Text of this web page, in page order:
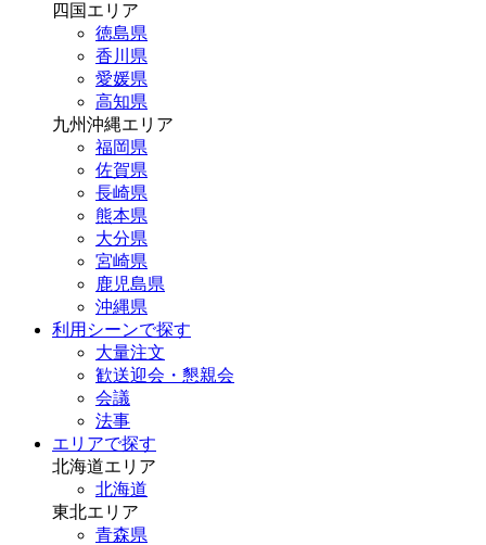
四国エリア
徳島県
香川県
愛媛県
高知県
九州沖縄エリア
福岡県
佐賀県
長崎県
熊本県
大分県
宮崎県
鹿児島県
沖縄県
利用シーンで探す
大量注文
歓送迎会・懇親会
会議
法事
エリアで探す
北海道エリア
北海道
東北エリア
青森県